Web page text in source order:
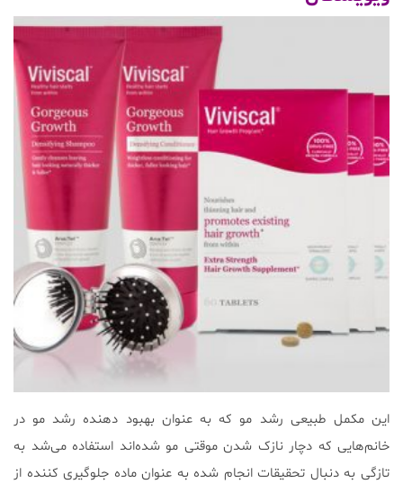
این مکمل طبیعی رشد مو که به عنوان بهبود دهنده رشد مو در
خانم‌هایی که دچار نازک شدن موقتی مو شده‌اند استفاده می‌شد به
تازگی به دنبال تحقیقات انجام شده به عنوان ماده جلوگیری کننده از